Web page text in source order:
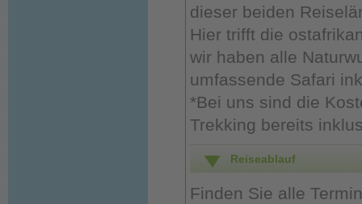
dieser beiden
Hier trifft die
wir haben alle
umfassende Safari
*Bei uns sind die
Trekking bereits
Reiseablauf
Finden Sie alle